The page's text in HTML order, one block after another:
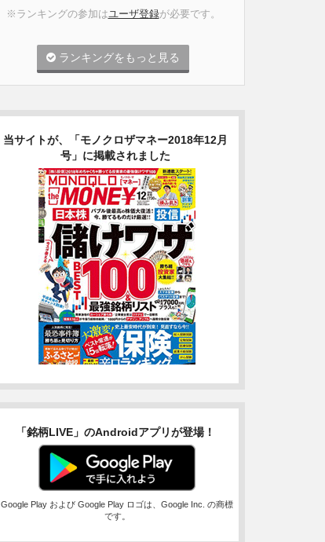
※ランキングの参加はユーザ登録が必要です。
ランキングをもっと見る
当サイトが、「モノクロザマネー2018年12月
号」に掲載されました
「銘柄LIVE」のAndroidアプリが登場！
Google Play および Google Play ロゴは、Google Inc. の商標
です。